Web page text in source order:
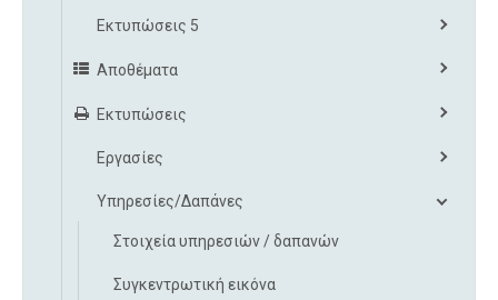
Εκτυπώσεις 5
Αποθέματα
Εκτυπώσεις
Εργασίες
Υπηρεσίες/Δαπάνες
Στοιχεία υπηρεσιών / δαπανών
Συγκεντρωτική εικόνα